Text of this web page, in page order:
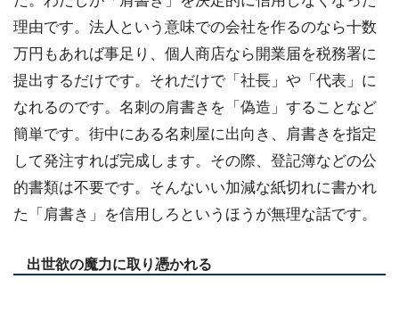
理由です。法人という意味での会社を作るのなら十数
万円もあれば事足り、個人商店なら開業届を税務署に
提出するだけです。それだけで「社長」や「代表」に
なれるのです。名刺の肩書きを「偽造」することなど
簡単です。街中にある名刺屋に出向き、肩書きを指定
して発注すれば完成します。その際、登記簿などの公
的書類は不要です。そんないい加減な紙切れに書かれ
た「肩書き」を信用しろというほうが無理な話です。
出世欲の魔力に取り憑かれる